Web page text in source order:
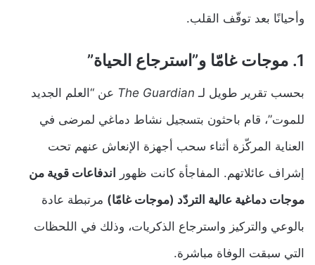
وأحيانًا بعد توقّف القلب.
1. موجات غامّا و”استرجاع الحياة”
بحسب تقرير طويل لـ The Guardian عن “العلم الجديد
للموت”، قام باحثون بتسجيل نشاط دماغي لمرضى في
العناية المركّزة أثناء سحب أجهزة الإنعاش عنهم تحت
إشراف عائلاتهم. المفاجأة كانت ظهور
اندفاعات قوية من
موجات دماغية عالية التردّد (موجات غامّا) مرتبطة عادة
بالوعي والتركيز واسترجاع الذكريات، وذلك في اللحظات
التي سبقت الوفاة مباشرة.